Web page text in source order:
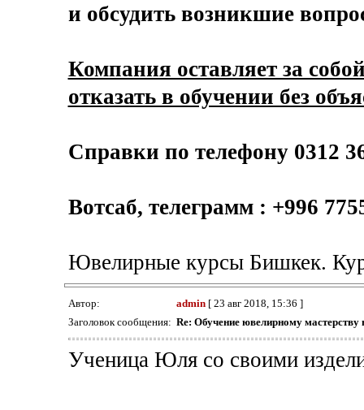
и обсудить возникшие
Компания оставляет за
отказать в обучении без
Справки по телефону 0312
Вотсаб, телеграмм : +996
Ювелирные курсы Бишкек.
Автор: admin[ 23 авг 2018, 15:36 ]
Заголовок сообщения: Re: Обучение ювелирному мастерству
Ученица Юля со своими